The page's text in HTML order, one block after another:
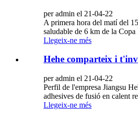
per admin el 21-04-22
A primera hora del matí del
saludable de 6 km de la
Llegeix-ne més
Hehe comparteix i
per admin el 21-04-22
Perfil de l'empresa Jiangsu
adhesives de fusió en calent
Llegeix-ne més